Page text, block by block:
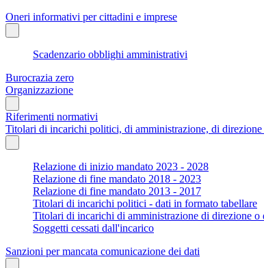
Oneri informativi per cittadini e imprese
Scadenzario obblighi amministrativi
Burocrazia zero
Organizzazione
Riferimenti normativi
Titolari di incarichi politici, di amministrazione, di
Relazione di inizio mandato 2023 - 2028
Relazione di fine mandato 2018 - 2023
Relazione di fine mandato 2013 - 2017
Titolari di incarichi politici - dati in formato tabellare
Titolari di incarichi di amministrazione di direzione o
Soggetti cessati dall'incarico
Sanzioni per mancata comunicazione dei dati